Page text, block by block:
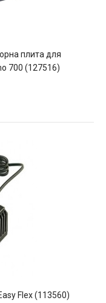
плита для
700 (127516)
Flex (113560)